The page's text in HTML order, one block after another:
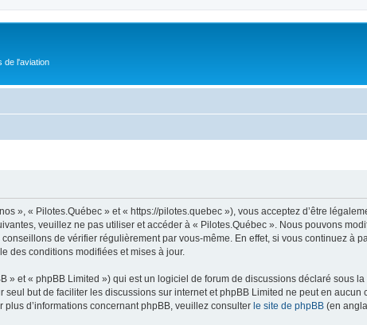
de l'aviation
», « Pilotes.Québec » et « https://pilotes.quebec »), vous acceptez d’être
veuillez ne pas utiliser et accéder à « Pilotes.Québec ». Nous pouvons
de vérifier régulièrement par vous-même. En effet, si vous continuez à
des conditions modifiées et mises à jour.
et « phpBB Limited ») qui est un logiciel de forum de discussions déclaré sous la
but de faciliter les discussions sur internet et phpBB Limited ne peut en aucun
d’informations concernant phpBB, veuillez consulter le site de phpBB (en